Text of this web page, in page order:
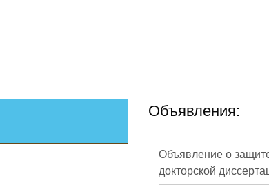
Объявления:
Объявление о
докторской
Кузнецова Михаила